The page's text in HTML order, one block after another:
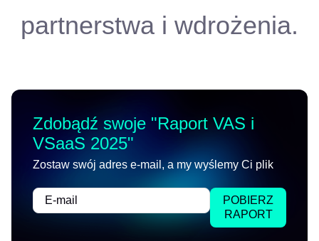
partnerstwa i wdrożenia.
Zdobądź swoje "Raport VAS i
VSaaS 2025"
Zostaw swój adres e-mail, a my wyślemy Ci plik
POBIERZ
RAPORT